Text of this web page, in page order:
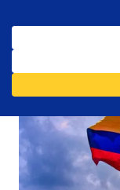
contenido
Reflexiones,
Viajes